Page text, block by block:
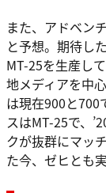
また、アドベン
と予想。期待し
MT-25を生産し
地メディアを中
は現在900と700
スはMT-25で、
クが抜群にマッ
た今、ゼヒとも